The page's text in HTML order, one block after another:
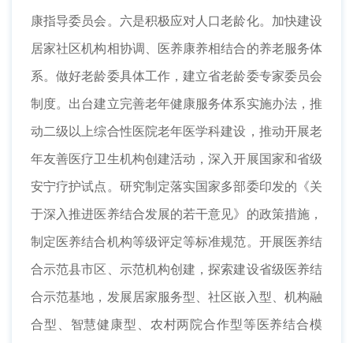
康指导委员会。六是积极应对人口老龄化。加快建设
居家社区机构相协调、医养康养相结合的养老服务体
系。做好老龄委具体工作，建立省老龄委专家委员会
制度。出台建立完善老年健康服务体系实施办法，推
动二级以上综合性医院老年医学科建设，推动开展老
年友善医疗卫生机构创建活动，深入开展国家和省级
安宁疗护试点。研究制定落实国家多部委印发的《关
于深入推进医养结合发展的若干意见》的政策措施，
制定医养结合机构等级评定等标准规范。开展医养结
合示范县市区、示范机构创建，探索建设省级医养结
合示范基地，发展居家服务型、社区嵌入型、机构融
合型、智慧健康型、农村两院合作型等医养结合模